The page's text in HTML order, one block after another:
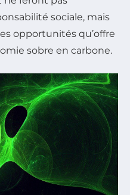
sociale, mais
opportunités qu’offre
sobre en carbone.